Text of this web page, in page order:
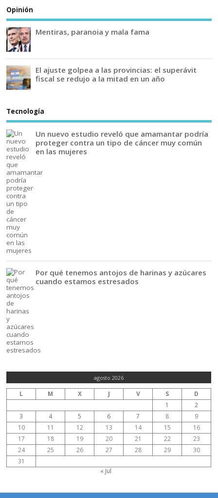
Opinión
Mentiras, paranoia y mala fama
El ajuste golpea a las provincias: el superávit
fiscal se redujo a la mitad en un año
Tecnología
Un nuevo estudio reveló que amamantar podría
proteger contra un tipo de cáncer muy común
en las mujeres
Por qué tenemos antojos de harinas y azúcares
cuando estamos estresados
agosto 2026
L M X J V S
D
1
2
3
4 5 6 7 8
9
10
11 12 13 14 15
16
17
18 19 20 21 22
23
24
25 26 27 28 29
30
31
« Jul